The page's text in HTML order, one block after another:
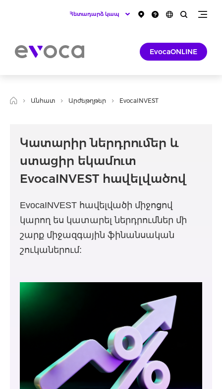
Հետադարձ կապ
EvocaONLINE
Անհատ Արժեթղթեր EvocaINVEST
Կատարիր ներդրումեր և
ստացիր եկամուտ
EvocaINVEST հավելվածով
EvocaINVEST հավելվածի միջոցով
կարող ես կատարել ներդրումներ մի
շարք միջազգային ֆինանսական
շուկաներում: